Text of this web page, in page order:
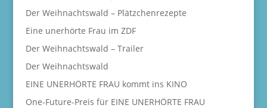
Der Weihnachtswald – Plätzchenrezepte
Eine unerhörte Frau im ZDF
Der Weihnachtswald – Trailer
Der Weihnachtswald
EINE UNERHÖRTE FRAU kommt ins KINO
One-Future-Preis für EINE UNERHÖRTE FRAU